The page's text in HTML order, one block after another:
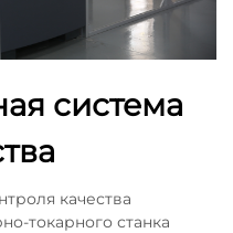
система
качества
токарного станка